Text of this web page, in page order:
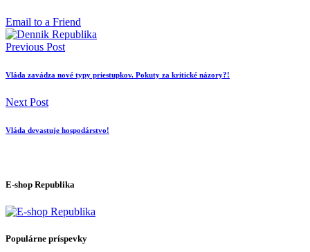
Email to a Friend
Previous Post
Vláda zavádza nové typy priestupkov. Pokuty za kritické názory?!
Next Post
Vláda devastuje hospodárstvo!
E-shop Republika
Populárne príspevky